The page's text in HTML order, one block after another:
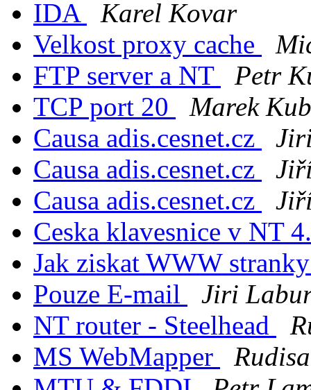
IDA
Karel Kovar
Velkost proxy cache
FTP server a NT
Petr
TCP port 20
Marek
Causa adis.cesnet.cz
Causa adis.cesnet.cz
Causa adis.cesnet.cz
Ceska klavesnice v NT
Jak ziskat WWW
Pouze E-mail
Jiri
NT router - Steelhead
MS WebMapper